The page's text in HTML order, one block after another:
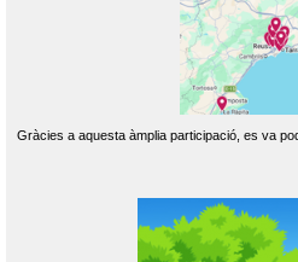
Gràcies a aquesta àmplia participació, es va